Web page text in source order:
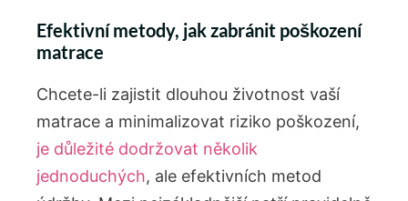
Efektivní metody, jak zabránit poškození
matrace
Chcete-li zajistit dlouhou životnost vaší
matrace a minimalizovat riziko poškození,‌
je důležité dodržovat několik
jednoduchých, ‍ale efektivních ‍metod